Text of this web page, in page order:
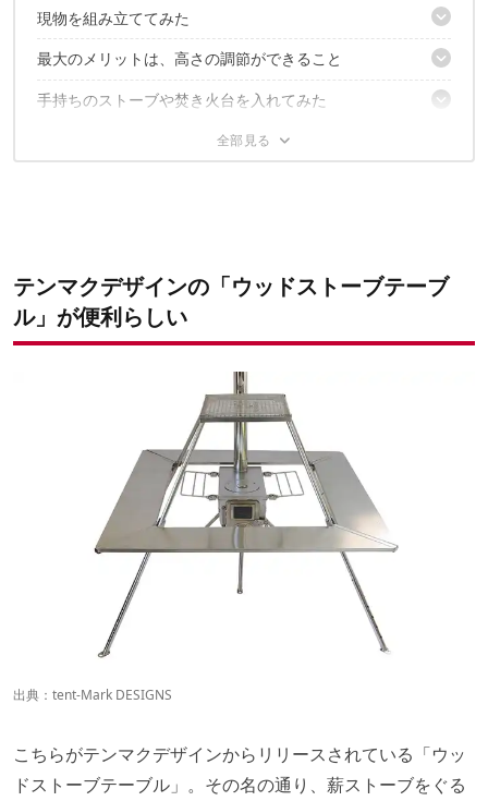
焚き火台・BBQグリルとも好相性
現物を組み立ててみた
セット内容は？
まずは脚を逆さに取り付け
きっちりハマるテーブル天板
スクエアスペースは【ステンレス天板・網・天板なし】の3パター
最大のメリットは、高さの調節ができること
選べる高さは6段階
手持ちのストーブや焚き火台を入れてみた
ウィンナーウェル「ノマド」Mサイズ
実際に焚き火台で使ってみた
テンマクデザインの「ウッドストーブテーブ
ル」が便利らしい
出典： tent-Mark DESIGNS
こちらがテンマクデザインからリリースされている「ウッ
ドストーブテーブル」。その名の通り、薪ストーブをぐる